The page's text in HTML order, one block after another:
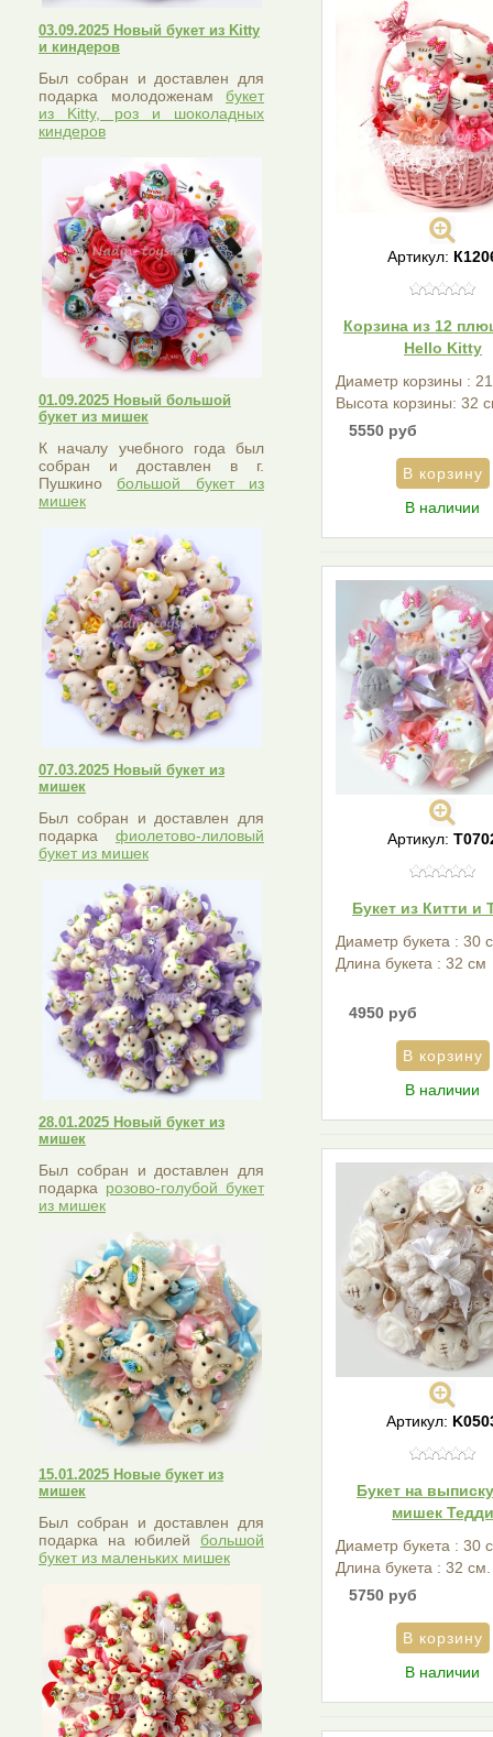
03.09.2025 Новый букет из Kitty
и киндеров
Был собран и доставлен для
подарка молодоженам букет
из Kitty, роз и шоколадных
киндеров
01.09.2025 Новый большой
букет из мишек
К началу учебного года был
собран и доставлен в г.
Пушкинобольшой букет из
мишек
07.03.2025 Новый букет из
мишек
Был собран и доставлен для
подарка фиолетово-лиловый
букет из мишек
28.01.2025 Новый букет из
мишек
Был собран и доставлен для
подарка розово-голубой букет
из мишек
15.01.2025 Новые букет из
мишек
Был собран и доставлен для
подарка на юбилей большой
букет из маленьких мишек
Артикул:
Корзина из 12
Hello Kitty
Диаметр корзины :
Высота корзины: 32
5550 руб
В наличии
Артикул:
Букет из Китти и
Диаметр букета : 30
Длина букета : 32 см
4950 руб
В наличии
Артикул:
Букет на
мишек Тедди
Диаметр букета : 30
Длина букета : 32 см.
5750 руб
В наличии